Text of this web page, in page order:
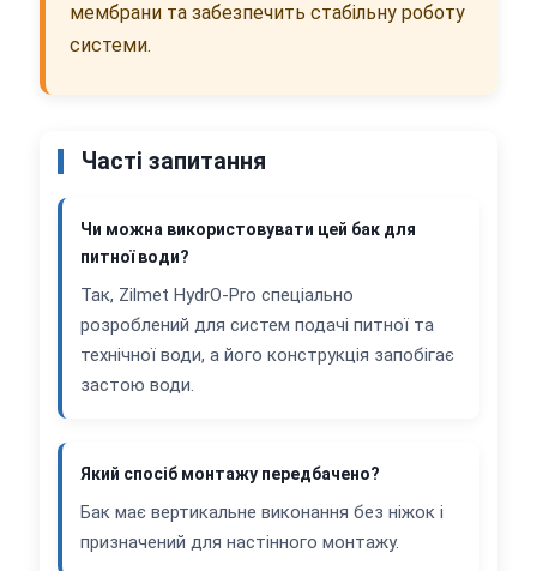
мембрани та забезпечить стабільну роботу
системи.
Часті запитання
Чи можна використовувати цей бак для
питної води?
Так, Zilmet HydrO-Pro спеціально
розроблений для систем подачі питної та
технічної води, а його конструкція запобігає
застою води.
Який спосіб монтажу передбачено?
Бак має вертикальне виконання без ніжок і
призначений для настінного монтажу.